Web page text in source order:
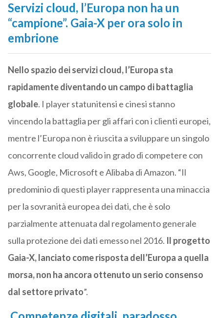
Servizi cloud, l’Europa non ha un
“campione”. Gaia-X per ora solo in
embrione
Nello spazio dei servizi cloud, l’Europa sta
rapidamente diventando un campo di battaglia
globale. I player statunitensi e cinesi stanno
vincendo la battaglia per gli affari con i clienti europei,
mentre l’Europa non è riuscita a sviluppare un singolo
concorrente cloud valido in grado di competere con
Aws, Google, Microsoft e Alibaba di Amazon. “Il
predominio di questi player rappresenta una minaccia
per la sovranità europea dei dati, che è solo
parzialmente attenuata dal regolamento generale
sulla protezione dei dati emesso nel 2016. Il progetto
Gaia-X, lanciato come risposta dell’Europa a quella
morsa, non ha ancora ottenuto un serio consenso
dal settore privato”.